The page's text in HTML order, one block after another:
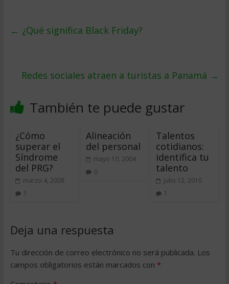
← ¿Qué significa Black Friday?
Redes sociales atraen a turistas a Panamá →
También te puede gustar
¿Cómo
superar el
Síndrome
del PRG?
marzo 4, 2008
1
Alineación
del personal
mayo 10, 2004
0
Talentos
cotidianos:
identifica tu
talento
julio 12, 2010
1
Deja una respuesta
Tu dirección de correo electrónico no será publicada. Los
campos obligatorios están marcados con *